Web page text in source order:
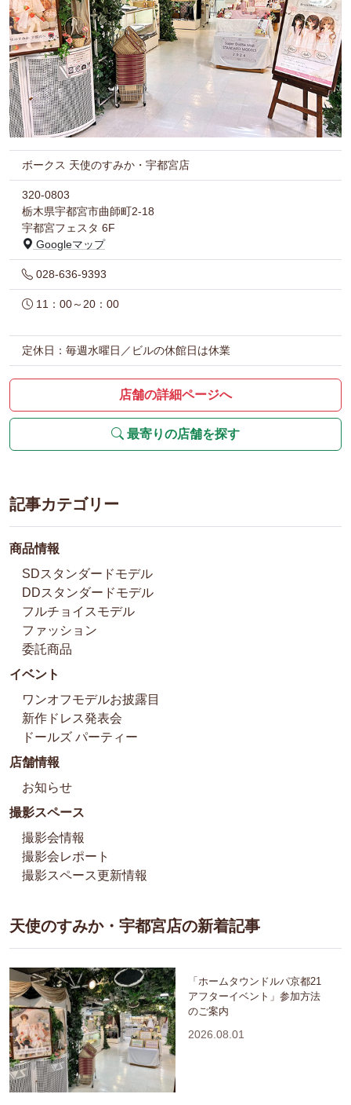
ボークス 天使のすみか・宇都宮店
320-0803
栃木県宇都宮市曲師町2-18
宇都宮フェスタ 6F
Googleマップ
028-636-9393
11：00～20：00
定休日：毎週水曜日／ビルの休館日は休業
店舗の詳細ページへ
最寄りの店舗を探す
記事カテゴリー
商品情報
SDスタンダードモデル
DDスタンダードモデル
フルチョイスモデル
ファッション
委託商品
イベント
ワンオフモデルお披露目
新作ドレス発表会
ドールズ パーティー
店舗情報
お知らせ
撮影スペース
撮影会情報
撮影会レポート
撮影スペース更新情報
天使のすみか・宇都宮店の新着記事
「ホームタウンドルパ京都21
アフターイベント」参加方法
のご案内
2026.08.01